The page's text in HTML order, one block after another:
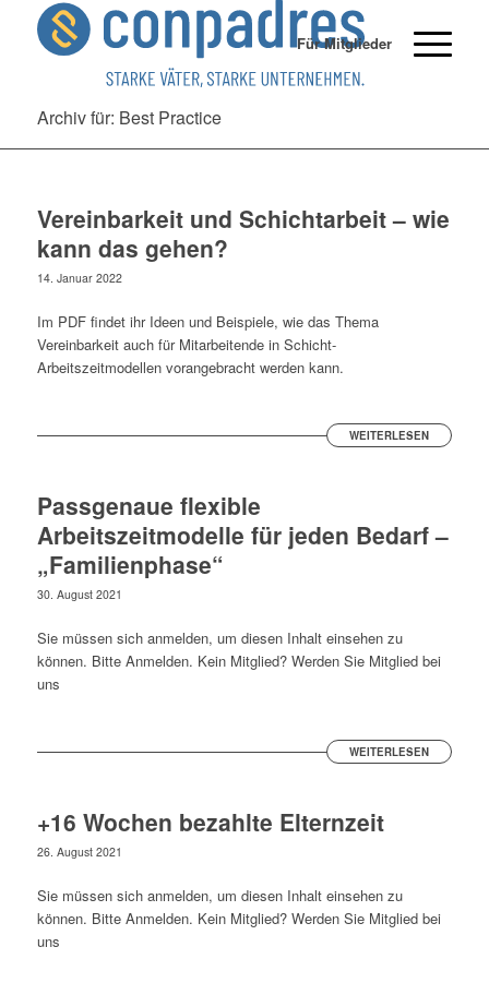
Für Mitglieder
Archiv für: Best Practice
Vereinbarkeit und Schichtarbeit – wie
kann das gehen?
14. Januar 2022
Im PDF findet ihr Ideen und Beispiele, wie das Thema
Vereinbarkeit auch für Mitarbeitende in Schicht-
Arbeitszeitmodellen vorangebracht werden kann.
WEITERLESEN
Passgenaue flexible
Arbeitszeitmodelle für jeden Bedarf –
„Familienphase“
30. August 2021
Sie müssen sich anmelden, um diesen Inhalt einsehen zu
können. Bitte Anmelden. Kein Mitglied? Werden Sie Mitglied bei
uns
WEITERLESEN
+16 Wochen bezahlte Elternzeit
26. August 2021
Sie müssen sich anmelden, um diesen Inhalt einsehen zu
können. Bitte Anmelden. Kein Mitglied? Werden Sie Mitglied bei
uns